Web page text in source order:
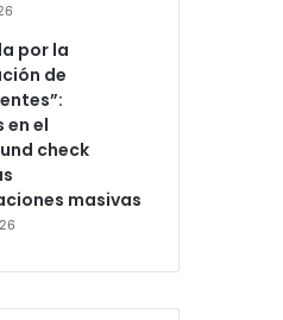
por la
de
en el
check
masivas